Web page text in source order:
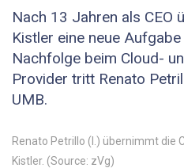
Nach 13 Jahren als CEO
Kistler eine neue
Nachfolge beim Cloud-
Provider tritt Renato
UMB.
Renato Petrillo (l.) übernimmt die
Kistler. (Source: zVg)